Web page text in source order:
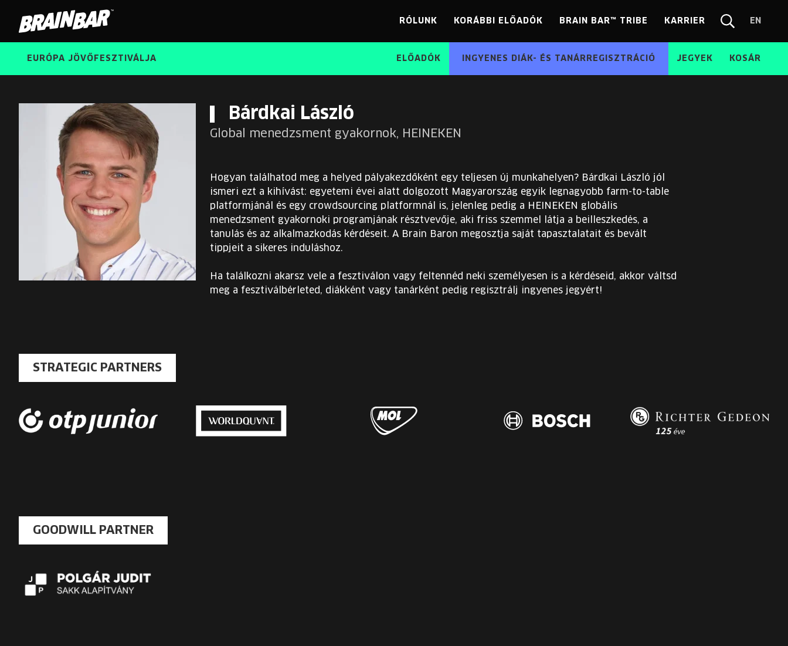
Bar
RÓLUNK KORÁBBI ELŐADÓK BRAIN BAR™ TRIBE KARRIER EN
EN
EURÓPA JÖVŐFESZTIVÁLJA ELŐADÓK INGYENES DIÁK- ÉS TANÁRREGISZTRÁCIÓ JEGYEK KOSÁR
Bárdkai László
Global menedzsment gyakornok, HEINEKEN
Hogyan találhatod meg a helyed pályakezdőként egy teljesen új munkahelyen? Bárdkai László jól
ismeri ezt a kihívást: egyetemi évei alatt dolgozott Magyarország egyik legnagyobb farm-to-table
platformjánál és egy crowdsourcing platformnál is, jelenleg pedig a HEINEKEN globális
menedzsment gyakornoki programjának résztvevője, aki friss szemmel látja a beilleszkedés, a
tanulás és az alkalmazkodás kérdéseit. A Brain Baron megosztja saját tapasztalatait és bevált
tippjeit a sikeres induláshoz.
Ha találkozni akarsz vele a fesztiválon vagy feltennéd neki személyesen is a kérdéseid, akkor váltsd
meg a fesztiválbérleted, diákként vagy tanárként pedig regisztrálj ingyenes jegyért!
STRATEGIC PARTNERS
GOODWILL PARTNER